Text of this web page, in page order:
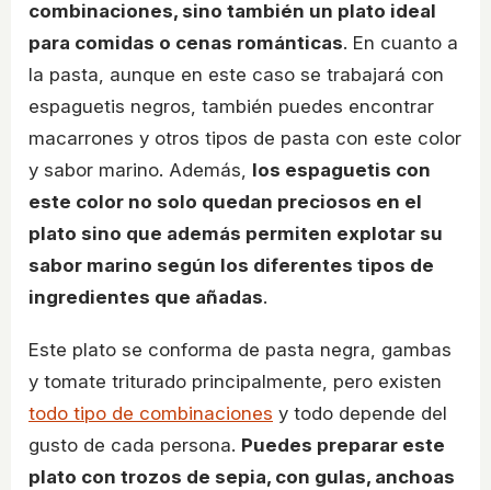
combinaciones, sino también un plato ideal
para comidas o cenas románticas. En cuanto a
la pasta, aunque en este caso se trabajará con
espaguetis negros, también puedes encontrar
macarrones y otros tipos de pasta con este color
y sabor marino. Además, los espaguetis con
este color no solo quedan preciosos en el
plato sino que además permiten explotar su
sabor marino según los diferentes tipos de
ingredientes que añadas.
Este plato se conforma de pasta negra, gambas
y tomate triturado principalmente, pero existen
todo tipo de combinaciones y todo depende del
gusto de cada persona. Puedes preparar este
plato con trozos de sepia, con gulas, anchoas